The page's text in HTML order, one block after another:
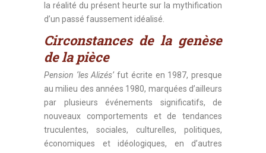
la réalité du présent heurte sur la mythification
d’un passé faussement idéalisé.
Circonstances de la genèse
de la pièce
Pension ‘les Alizés’fut écrite en 1987, presque
au milieu des années 1980, marquées d’ailleurs
par plusieurs événements significatifs, de
nouveaux comportements et de tendances
truculentes, sociales, culturelles, politiques,
économiques et idéologiques, en d’autres